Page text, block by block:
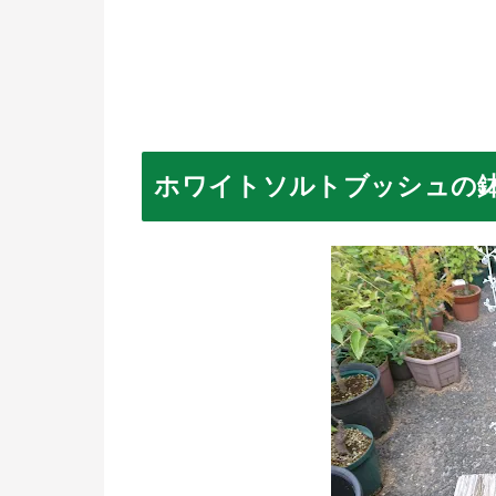
ホワイトソルトブッシュの